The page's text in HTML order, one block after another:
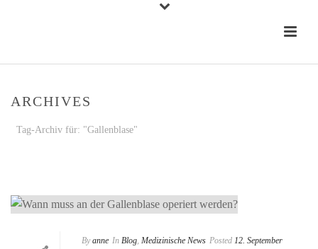
ARCHIVES
Tag-Archiv für: "Gallenblase"
By anne In Blog, Medizinische News Posted 12. September